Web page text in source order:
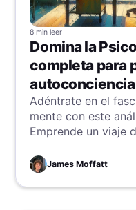
8 min leer
Domina la
completa para
autoconciencia
Adéntrate en el
mente con este
Emprende un viaje
versión más
James Moffatt